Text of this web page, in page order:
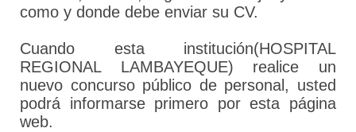
como y donde debe enviar su CV.
Cuando esta institución(HOSPITAL
REGIONAL LAMBAYEQUE) realice un
nuevo concurso público de personal, usted
podrá informarse primero por esta página
web.